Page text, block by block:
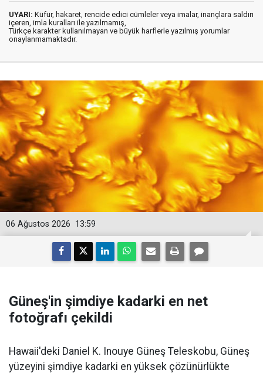
UYARI: Küfür, hakaret, rencide edici cümleler veya imalar, inançlara saldırı
içeren, imla kuralları ile yazılmamış,
Türkçe karakter kullanılmayan ve büyük harflerle yazılmış yorumlar
onaylanmamaktadır.
13:59
06 Ağustos 2026
Güneş'in şimdiye kadarki en net
fotoğrafı çekildi
Hawaii'deki Daniel K. Inouye Güneş Teleskobu, Güneş
yüzeyini şimdiye kadarki en yüksek çözünürlükte